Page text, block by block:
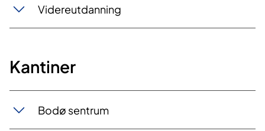
Videreutdan​​ning
Kantiner
Bodø​​​ sentrum